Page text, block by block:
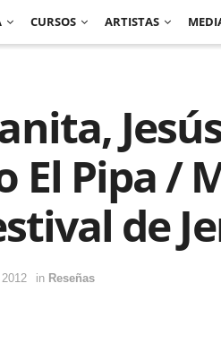
CURSOS ARTISTAS
El Pipa /
de
in Reseñas